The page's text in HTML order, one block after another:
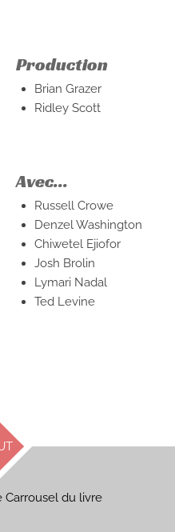
Production
Brian Grazer
Ridley Scott
Avec...
Russell Crowe
Denzel Washington
Chiwetel Ejiofor
Josh Brolin
Lymari Nadal
Ted Levine
du livre